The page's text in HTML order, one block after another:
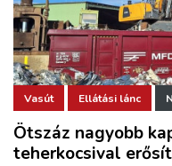
Vasút Ellátási lánc
Ötszáz nagyobb
teherkocsival erősít